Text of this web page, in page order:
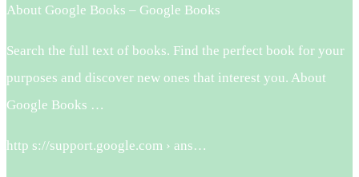
About Google Books – Google Books
Search the full text of books. Find the perfect book for your
purposes and discover new ones that interest you. About
Google Books …
http s://support.google.com › ans…